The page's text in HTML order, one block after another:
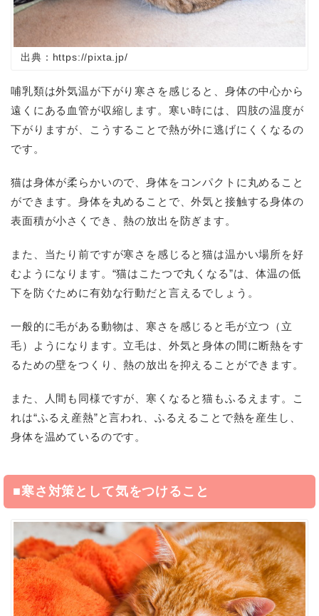
出典：https://pixta.jp/
哺乳類は外気温が下がり寒さを感じると、身体の中心から
遠くにある血管が収縮します。寒い時には、四肢の温度が
下がりますが、こうすることで熱が外に逃げにくくなるの
です。
猫は身体が柔らかいので、身体をコンパクトに丸めること
ができます。身体を丸めることで、外気と接触する身体の
表面積が小さくでき、熱の放出を防ぎます。
また、当たり前ですが寒さを感じると猫は温かい場所を好
むようになります。“猫はこたつで丸くなる”は、体温の低
下を防ぐために有効な行動だと言えるでしょう。
一般的に毛がある動物は、寒さを感じると毛が立つ（立
毛）ようになります。立毛は、外気と身体の間に断熱をす
るための壁をつくり、熱の放出を抑えることができます。
また、人間も同様ですが、寒くなると猫もふるえます。こ
れは“ふるえ産熱”と言われ、ふるえることで熱を産生し、
身体を温めているのです。
■寒さ対策として気をつけること